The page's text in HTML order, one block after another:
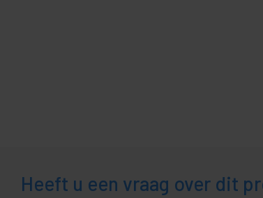
Heeft u een vraag over dit